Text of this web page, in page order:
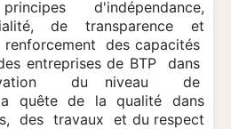
d'indépendance,
de transparence et
des capacités
entreprises de BTP dans
du niveau de
quête de la qualité dans
des travaux et du respect